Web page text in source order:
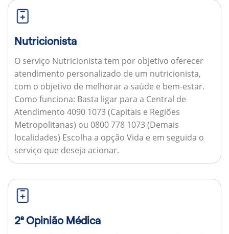
Nutricionista
O serviço Nutricionista tem por objetivo oferecer
atendimento personalizado de um nutricionista,
com o objetivo de melhorar a saúde e bem-estar.
Como funciona: Basta ligar para a Central de
Atendimento 4090 1073 (Capitais e Regiões
Metropolitanas) ou 0800 778 1073 (Demais
localidades) Escolha a opção Vida e em seguida o
serviço que deseja acionar.
2ª Opinião Médica